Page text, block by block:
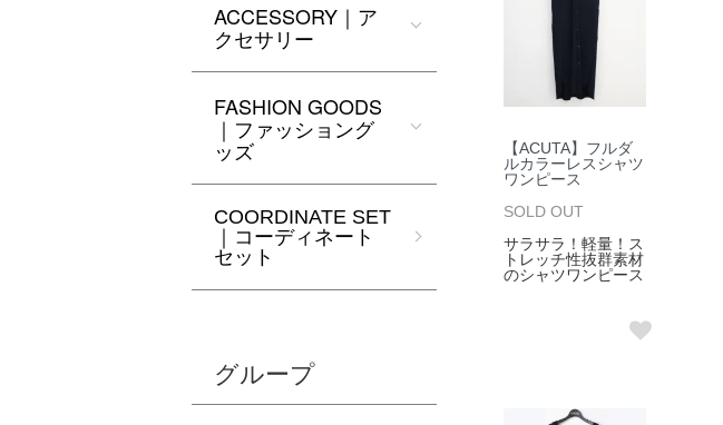
【ACUTA】フルダ
ルカラーレスシャツ
ワンピース
SOLD OUT
サラサラ！軽量！ス
トレッチ性抜群素材
のシャツワンピース
ACCESSORY｜ア
クセサリー
FASHION GOODS
｜ファッショング
ッズ
COORDINATE SET
｜コーディネート
セット
グループ